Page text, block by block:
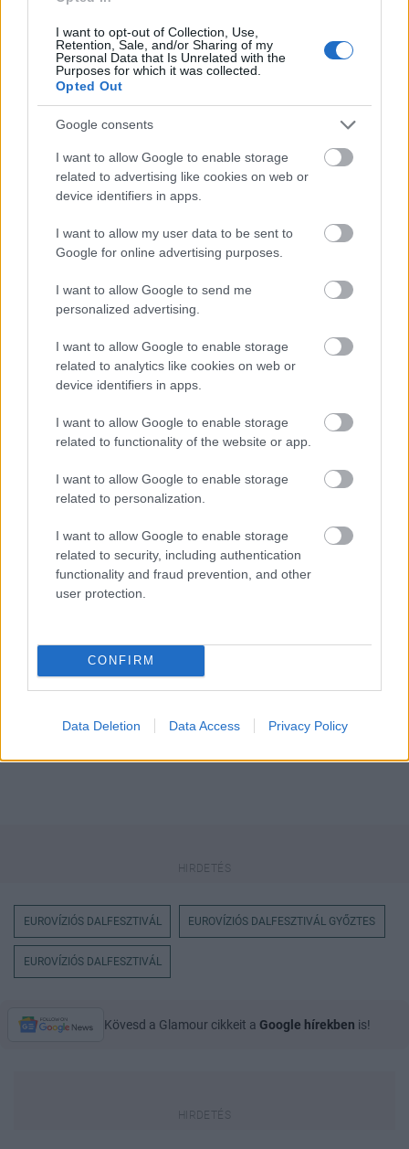
I want to opt-out of Collection, Use,
Retention, Sale, and/or Sharing of my
Personal Data that Is Unrelated with the
Purposes for which it was collected.
Opted Out
Google consents
I want to allow Google to enable storage
related to advertising like cookies on web or
device identifiers in apps.
I want to allow my user data to be sent to
Google for online advertising purposes.
I want to allow Google to send me
personalized advertising.
I want to allow Google to enable storage
related to analytics like cookies on web or
device identifiers in apps.
I want to allow Google to enable storage
related to functionality of the website or app.
I want to allow Google to enable storage
related to personalization.
I want to allow Google to enable storage
related to security, including authentication
functionality and fraud prevention, and other
user protection.
CONFIRM
Data Deletion Data Access Privacy Policy
videón a gyönyörű kismama
szolgál - GLAMOUR
Személyiségteszt: most kiderül, mit
gondol rólad a környezeted
FEMINA
Ki nem találod, melyik az a 6 település,
adják el
DÍVÁNY
Te elhiszed, ami az élelmiszerek
a tápértékadatok
DÍVÁNY
Kiderült: krónikus fáradtságot okozhat
Megosztás
Küldés
Messengeren
EUROVÍZIÓS DALFESZTIVÁL EUROVÍZIÓS DALFESZTIVÁL GYŐZTES
EUROVÍZIÓS DALFESZTIVÁL
Kövesd a Glamour cikkeit a Google hírekben is!